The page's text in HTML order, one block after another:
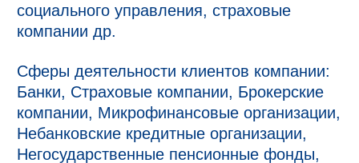
социального управления, страховые
компании др.
Сферы деятельности клиентов компании:
Банки, Страховые компании, Брокерские
компании, Микрофинансовые организации,
Небанковские кредитные организации,
Негосударственные пенсионные фонды,